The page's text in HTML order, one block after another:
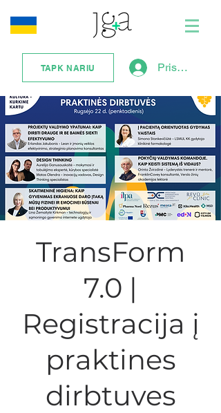
TAPK NARIU Prisijungti
TransForm
7.0 |
Registracija į
praktines
dirbtuves